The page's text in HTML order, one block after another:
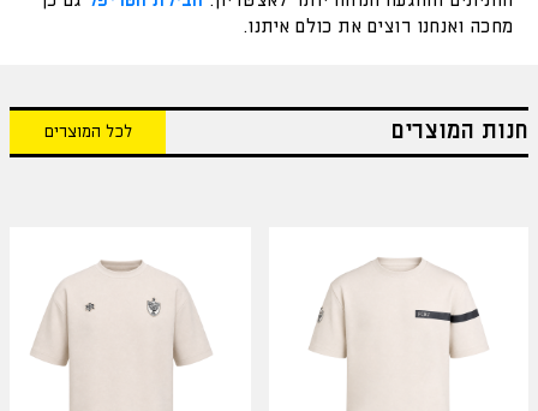
מחכה ואנחנו רוצים את כולם איתנו.
חנות המוצרים לכל המוצרים